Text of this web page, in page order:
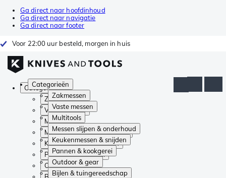
Ga direct naar hoofdinhoud
Ga direct naar navigatie
Ga direct naar footer
Voor 22:00 uur besteld, morgen in huis
Categorieën
Zakmessen
Vaste messen
Multitools
Messen slijpen & onderhoud
Keukenmessen & snijden
Pannen & kookgerei
Outdoor & gear
Bijlen & tuingereedschap
Categorieën
Zakmessen
Vaste messen
Multitools
Messen slijpen & onderhoud
Keukenmessen & snijden
Pannen & kookgerei
Outdoor & gear